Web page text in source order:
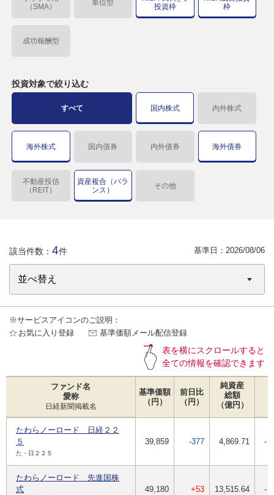
（SMA）
単位型
投資枠
枠
成功報酬型
投資対象で絞り込む
すべて 国内株式 内外株式
海外株式 国内債券 内外債券 海外債券
不動産投信
（REIT）
資産複合（バラ
ンス）
その他
該当件数： 4件 基準日： 2026/08/06
※サービスアイコンのご説明：
お気に入り登録
基準価額メール配信登録
表を横にスクロールすると
全ての情報を確認できます
ファンド名
愛称
日経新聞掲載名
基準価額
（円）
前日比
（円）
純資産
総額
（億円）
たわらノーロード 日経２２
５
た・日２２５
39,859 -377 4,869.71 -
たわらノーロード 先進国株
式
49,180 +53 13,515.64 -